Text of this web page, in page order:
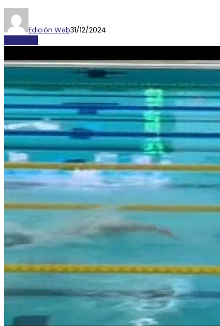
Edición Web31/12/2024